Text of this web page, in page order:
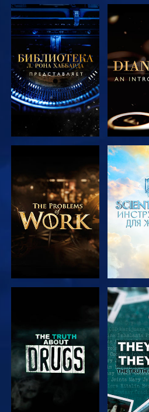
СМОТРЕТЬ
ПЕРЕДАЧИ
СМОТРЕТЬ
ПЕРЕДАЧИ